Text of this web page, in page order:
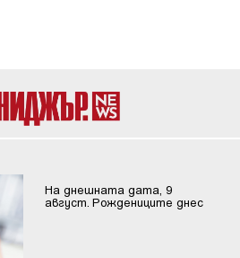
На днешната дата, 9
август. Рождениците днес